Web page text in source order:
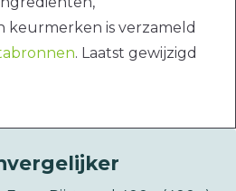
keurmerken is verzameld
. Laatst gewijzigd